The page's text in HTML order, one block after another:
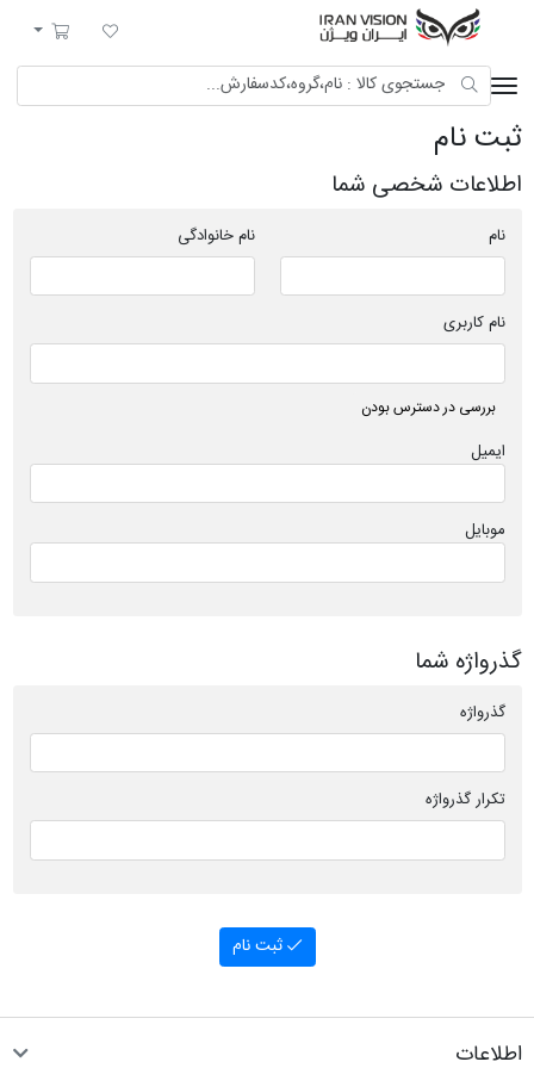
لیست مورد علاقه
سبد خرید
ثبت نام
اطلاعات شخصی شما
نام نام خانوادگی
نام کاربری
بررسی در دسترس بودن
ایمیل
موبایل
گذرواژه شما
گذرواژه
تکرار گذرواژه
ثبت نام
اطلاعات